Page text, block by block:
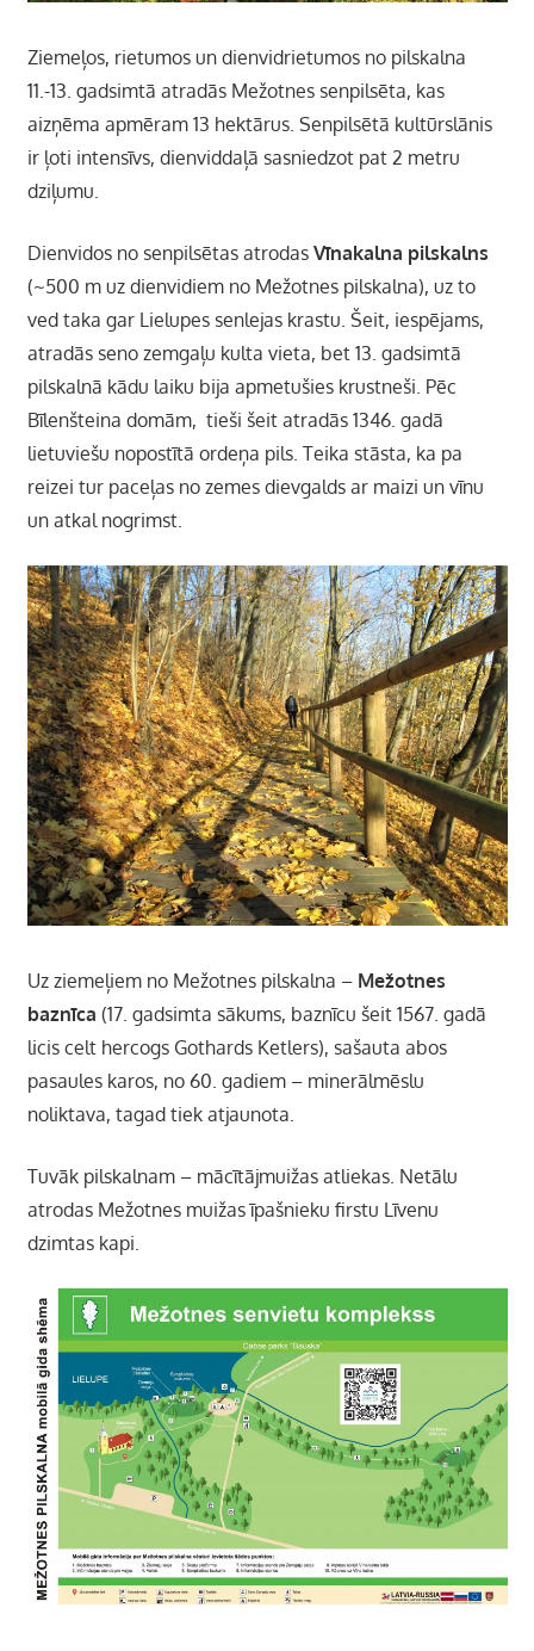
Ziemeļos, rietumos un dienvidrietumos no pilskalna
11.-13. gadsimtā atradās Mežotnes senpilsēta, kas
aizņēma apmēram 13 hektārus. Senpilsētā kultūrslānis
ir ļoti intensīvs, dienviddaļā sasniedzot pat 2 metru
dziļumu.
Dienvidos no senpilsētas atrodas Vīnakalna pilskalns
(~500 m uz dienvidiem no Mežotnes pilskalna), uz to
ved taka gar Lielupes senlejas krastu. Šeit, iespējams,
atradās seno zemgaļu kulta vieta, bet 13. gadsimtā
pilskalnā kādu laiku bija apmetušies krustneši. Pēc
Bīlenšteina domām, tieši šeit atradās 1346. gadā
lietuviešu nopostītā ordeņa pils. Teika stāsta, ka pa
reizei tur paceļas no zemes dievgalds ar maizi un vīnu
un atkal nogrimst.
Uz ziemeļiem no Mežotnes pilskalna – Mežotnes
baznīca (17. gadsimta sākums, baznīcu šeit 1567. gadā
licis celt hercogs Gothards Ketlers), sašauta abos
pasaules karos, no 60. gadiem – minerālmēslu
noliktava, tagad tiek atjaunota.
Tuvāk pilskalnam – mācītājmuižas atliekas. Netālu
atrodas Mežotnes muižas īpašnieku firstu Līvenu
dzimtas kapi.